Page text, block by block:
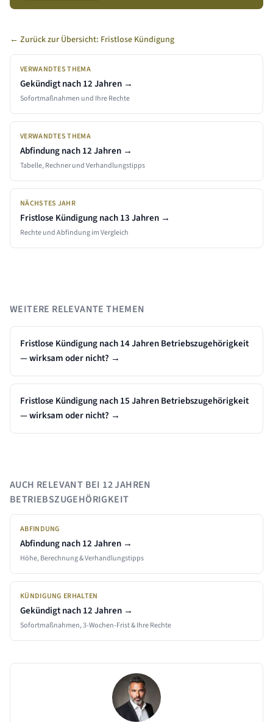
§ 626 Abs. 2 Satz 3 BGB kann der Arbeitnehmer eine schriftliche
← Zurück zur Übersicht: Fristlose Kündigung
VERWANDTES THEMA
Gekündigt nach12 Jahren →
Sofortmaßnahmen und Ihre Rechte
VERWANDTES THEMA
Abfindung nach12 Jahren →
Tabelle, Rechner und Verhandlungstipps
NÄCHSTES JAHR
Fristlose Kündigung nach13Jahren →
Rechte und Abfindung im Vergleich
WEITERE RELEVANTE THEMEN
Fristlose Kündigung nach 14 Jahren Betriebszugehörigkeit
— wirksam oder nicht? →
Fristlose Kündigung nach 15 Jahren Betriebszugehörigkeit
— wirksam oder nicht? →
AUCH RELEVANT BEI 12 JAHREN
BETRIEBSZUGEHÖRIGKEIT
ABFINDUNG
Abfindung nach12 Jahren →
Höhe, Berechnung & Verhandlungstipps
KÜNDIGUNG ERHALTEN
Gekündigt nach12 Jahren →
Sofortmaßnahmen, 3-Wochen-Frist & Ihre Rechte